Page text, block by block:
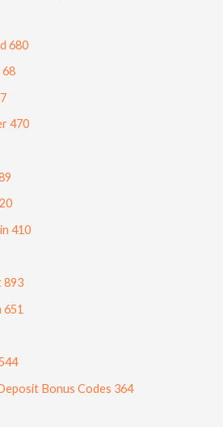
680
68
470
410
893
651
Bonus Codes 364